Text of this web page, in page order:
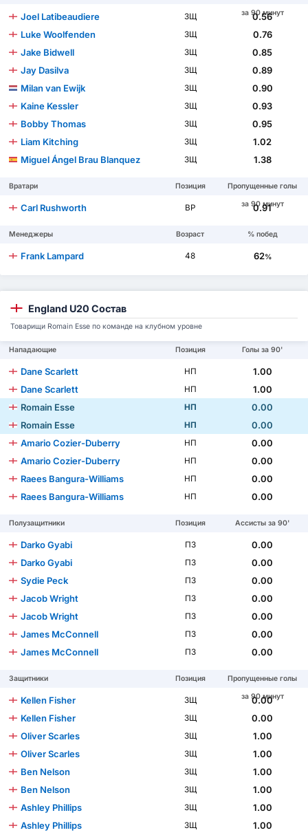
за 90 минут
Joel Latibeaudiere ЗЩ
0.56
Luke Woolfenden
ЗЩ
0.76
Jake Bidwell
ЗЩ
0.85
Jay Dasilva
ЗЩ
0.89
Milan van Ewijk
ЗЩ
0.90
Kaine Kessler
ЗЩ
0.93
Bobby Thomas
ЗЩ
0.95
Liam Kitching
ЗЩ
1.02
Miguel Ángel Brau Blanquez
ЗЩ 1.38
Вратари Позиция
Пропущенные голы
за 90 минут
Carl Rushworth ВР 0.91
Менеджеры Возраст % побед
Frank Lampard 48 62%
England U20 Состав
Товарищи Romain Esse по команде на клубном уровне
Нападающие Позиция Голы за 90'
Dane Scarlett НП
1.00
Dane Scarlett
НП
1.00
Romain Esse
НП
0.00
Romain Esse
НП
0.00
Amario Cozier-Duberry
НП
0.00
Amario Cozier-Duberry
НП
0.00
Raees Bangura-Williams
НП
0.00
Raees Bangura-Williams
НП 0.00
Полузащитники Позиция Ассисты за 90'
Darko Gyabi ПЗ
0.00
Darko Gyabi
ПЗ
0.00
Sydie Peck
ПЗ
0.00
Jacob Wright
ПЗ
0.00
Jacob Wright
ПЗ
0.00
James McConnell
ПЗ
0.00
James McConnell
ПЗ 0.00
Защитники Позиция
Пропущенные голы
за 90 минут
Kellen Fisher ЗЩ
0.00
Kellen Fisher
ЗЩ
0.00
Oliver Scarles
ЗЩ
1.00
Oliver Scarles
ЗЩ
1.00
Ben Nelson
ЗЩ
1.00
Ben Nelson
ЗЩ
1.00
Ashley Phillips
ЗЩ
1.00
Ashley Phillips
ЗЩ
1.00